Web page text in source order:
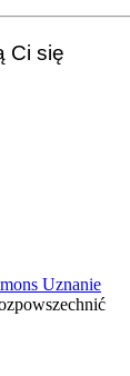
Ci się
Uznanie